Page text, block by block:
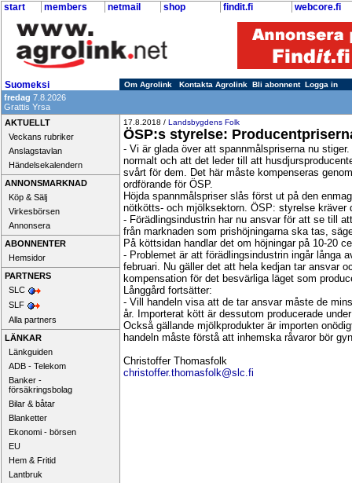
start members netmail shop findit.fi webcore.fi
Suomeksi Om Agrolink Kontakta Agrolink Bli abonnent Logga in
fredag 7.8.2026
Grattis Yrsa
AKTUELLT
Veckans rubriker
Anslagstavlan
Händelsekalendern
ANNONSMARKNAD
Köp & Sälj
Virkesbörsen
Annonsera
ABONNENTER
Hemsidor
PARTNERS
SLC
SLF
Alla partners
LÄNKAR
Länkguiden
ADB - Telekom
Banker -
försäkringsbolag
Bilar & båtar
Blanketter
Ekonomi - börsen
EU
Hem & Fritid
Lantbruk
17.8.2018 / Landsbygdens Folk
ÖSP:s styrelse:
- Vi är glada över att spannmålspriserna nu
normalt och att det leder till att
svårt för dem. Det här måste kompenseras
ordförande för ÖSP.
Höjda spannmålspriser slås först ut på den
nötkötts- och mjölksektorn. ÖSP: styrelse kräver
- Förädlingsindustrin har nu ansvar för att se till
från marknaden som prishöjningarna ska tas,
På köttsidan handlar det om höjningar på 10-20
- Problemet är att förädlingsindustrin ingår långa
februari. Nu gäller det att hela kedjan tar ansvar
kompensation för det besvärliga läget som
Långgård fortsätter:
- Vill handeln visa att de tar ansvar måste de
år. Importerat kött är dessutom producerade
Också gällande mjölkprodukter är importen
handeln måste förstå att inhemska råvaror bör
Christoffer Thomasfolk
christoffer.thomasfolk@slc.fi